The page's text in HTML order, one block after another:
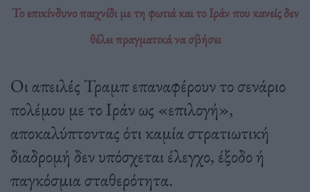
Το επικίνδυνο παιχνίδι με τη φωτιά και το Ιράν που κανείς δεν
θέλει πραγματικά να σβήσει
Οι απειλές Τραμπ επαναφέρουν το σενάριο
πολέμου με το Ιράν ως «επιλογή»,
αποκαλύπτοντας ότι καμία στρατιωτική
διαδρομή δεν υπόσχεται έλεγχο, έξοδο ή
παγκόσμια σταθερότητα.